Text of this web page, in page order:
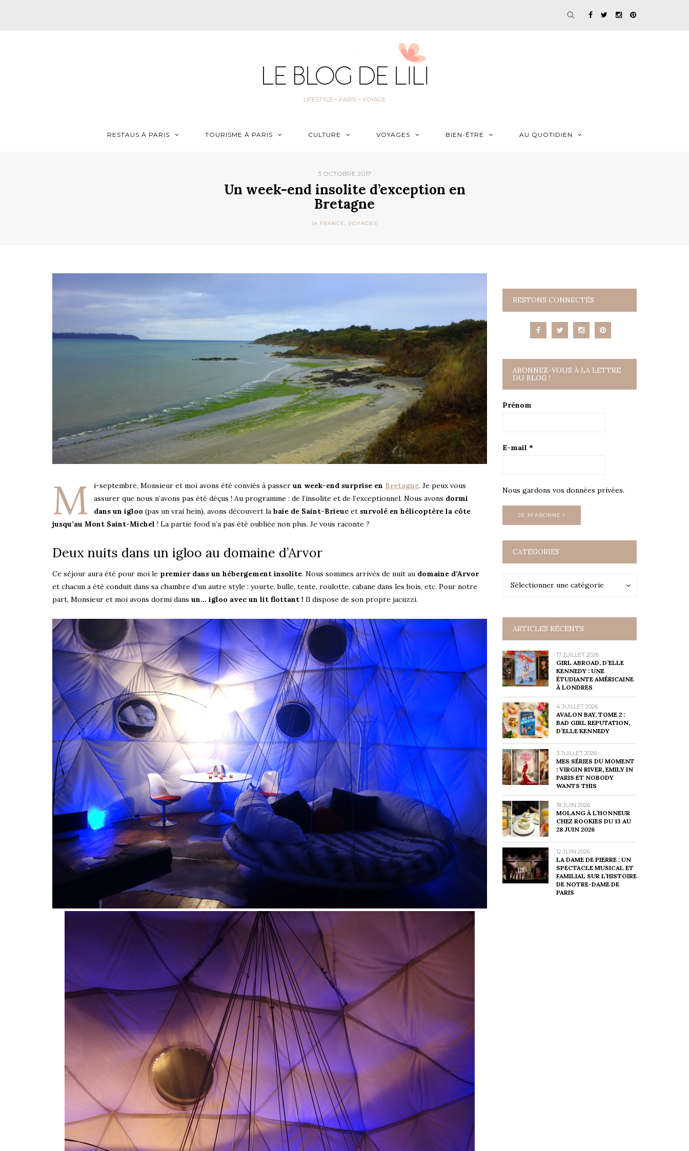
LIFESTYLE – PARIS – VOYAGE
RESTAUS À PARIS TOURISME À PARIS CULTURE VOYAGES BIEN-ÊTRE AU QUOTIDIEN
3 OCTOBRE 2017
Un week-end insolite d’exception en
Bretagne
In FRANCE, VOYAGES
M i-septembre, Monsieur et moi avons été conviés à passer un week-end surprise en Bretagne. Je peux vous
assurer que nous n’avons pas été déçus ! Au programme : de l’insolite et de l’exceptionnel. Nous avons dormi
dans un igloo (pas un vrai hein), avons découvert la baie de Saint-Brieuc et survolé en hélicoptère la côte
jusqu’au Mont Saint-Michel ! La partie food n’a pas été oubliée non plus. Je vous raconte ?
Deux nuits dans un igloo au domaine d’Arvor
Ce séjour aura été pour moi le premier dans un hébergement insolite. Nous sommes arrivés de nuit au domaine d’Arvor
et chacun a été conduit dans sa chambre d’un autre style : yourte, bulle, tente, roulotte, cabane dans les bois, etc. Pour notre
part, Monsieur et moi avons dormi dans un… igloo avec un lit flottant ! Il dispose de son propre jacuzzi.
RESTONS CONNECTÉS
ABONNEZ-VOUS À LA LETTRE
DU BLOG !
Prénom
E-mail *
Nous gardons vos données privées.
CATÉGORIES
Sélectionner une catégorie
Catégories
ARTICLES RÉCENTS
17 JUILLET 2026
GIRL ABROAD, D’ELLE
KENNEDY : UNE
ÉTUDIANTE AMÉRICAINE
À LONDRES
4 JUILLET 2026
AVALON BAY, TOME 2 :
BAD GIRL REPUTATION,
D’ELLE KENNEDY
3 JUILLET 2026
MES SÉRIES DU MOMENT
: VIRGIN RIVER, EMILY IN
PARIS ET NOBODY
WANTS THIS
18 JUIN 2026
MOLANG À L’HONNEUR
CHEZ ROOKIES DU 13 AU
28 JUIN 2026
12 JUIN 2026
LA DAME DE PIERRE : UN
SPECTACLE MUSICAL ET
FAMILIAL SUR L’HISTOIRE
DE NOTRE-DAME DE
PARIS